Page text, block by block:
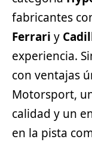
fabricantes
Ferrari y
experiencia.
con ventajas
Motorsport,
calidad y un
en la pista